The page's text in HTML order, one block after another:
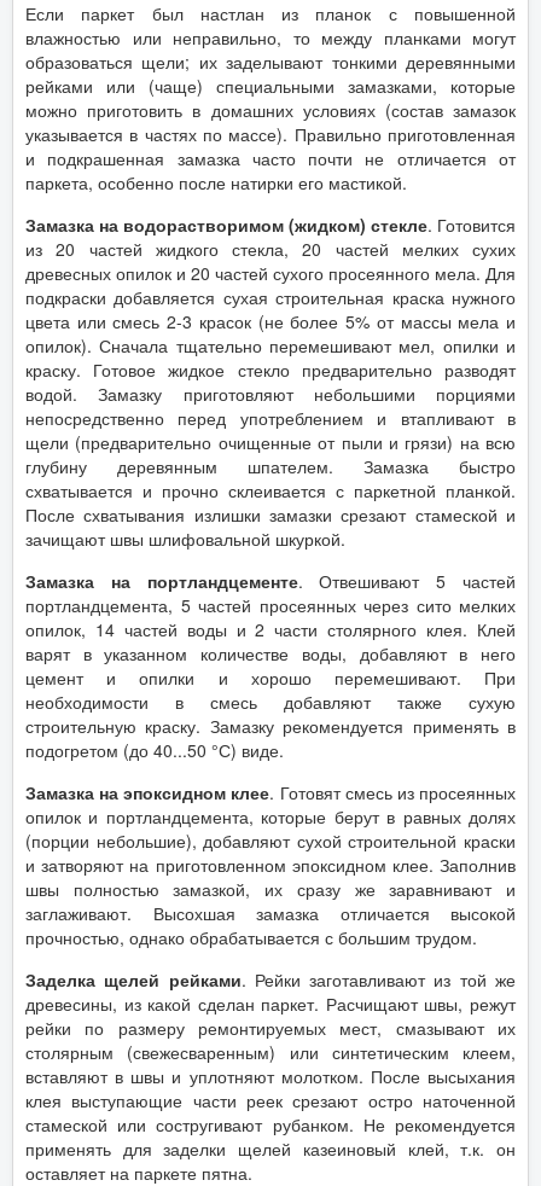
Если паркет был настлан из планок с повышенной
влажностью или неправильно, то между планками могут
образоваться щели; их заделывают тонкими деревянными
рейками или (чаще) специальными замазками, которые
можно приготовить в домашних условиях (состав замазок
указывается в частях по массе). Правильно приготовленная
и подкрашенная замазка часто почти не отличается от
паркета, особенно после натирки его мастикой.
Замазка на водорастворимом (жидком) стекле. Готовится
из 20 частей жидкого стекла, 20 частей мелких сухих
древесных опилок и 20 частей сухого просеянного мела. Для
подкраски добавляется сухая строительная краска нужного
цвета или смесь 2-3 красок (не более 5% от массы мела и
опилок). Сначала тщательно перемешивают мел, опилки и
краску. Готовое жидкое стекло предварительно разводят
водой. Замазку приготовляют небольшими порциями
непосредственно перед употреблением и втапливают в
щели (предварительно очищенные от пыли и грязи) на всю
глубину деревянным шпателем. Замазка быстро
схватывается и прочно склеивается с паркетной планкой.
После схватывания излишки замазки срезают стамеской и
зачищают швы шлифовальной шкуркой.
Замазка на портландцементе. Отвешивают 5 частей
портландцемента, 5 частей просеянных через сито мелких
опилок, 14 частей воды и 2 части столярного клея. Клей
варят в указанном количестве воды, добавляют в него
цемент и опилки и хорошо перемешивают. При
необходимости в смесь добавляют также сухую
строительную краску. Замазку рекомендуется применять в
подогретом (до 40...50 °С) виде.
Замазка на эпоксидном клее. Готовят смесь из просеянных
опилок и портландцемента, которые берут в равных долях
(порции небольшие), добавляют сухой строительной краски
и затворяют на приготовленном эпоксидном клее. Заполнив
швы полностью замазкой, их сразу же заравнивают и
заглаживают. Высохшая замазка отличается высокой
прочностью, однако обрабатывается с большим трудом.
Заделка щелей рейками. Рейки заготавливают из той же
древесины, из какой сделан паркет. Расчищают швы, режут
рейки по размеру ремонтируемых мест, смазывают их
столярным (свежесваренным) или синтетическим клеем,
вставляют в швы и уплотняют молотком. После высыхания
клея выступающие части реек срезают остро наточенной
стамеской или состругивают рубанком. Не рекомендуется
применять для заделки щелей казеиновый клей, т.к. он
оставляет на паркете пятна.